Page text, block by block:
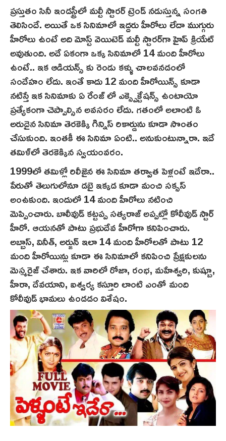
ప్రస్తుతం సినీ ఇండస్ట్రీలో మల్టీ స్టారర్ ట్రెండ్ నడుస్తున్న సంగతి
తెలిసిందే. అయితే ఒక సినిమాలో ఇద్దరు హీరోలు లేదా ముగ్గురు
హీరోలు ఉంటే అది మోస్ట్ వెయిటెడ్ మల్టీ స్టార‌ర్‌గా హైప్ క్రియేట్
అవుతుంది. అదే ఏకంగా ఒక్క సినిమాలో 14 మంది హీరోలు
ఉంటే.. ఇక ఆడియన్స్ కు రెండు కళ్ళు చాలవనడంలో
సందేహం లేదు. ఇంతే కాదు 12 మంది హీరోయిన్స్ కూడా
నటిస్తే ఇక సినిమాకు ఏ రేంజ్ లో ఎక్స్పెక్టేషన్స్ ఉంటాయో
ప్రత్యేకంగా చెప్పాల్సిన అవసరం లేదు. గతంలో అలాంటి ఓ
అరుదైన సినిమా తెరకెక్కి గిన్నిస్ రికార్డును కూడా సొంతం
చేసుకుంది. ఇంతకీ ఈ సినిమా ఏంటి.. అనుకుంటున్నారా. ఇదే
తమిళ్‌లో తెరకెక్కిన స్వయంవరం.
1999లో తమిళ్లో రిలీజైన ఈ సినిమా తర్వాత పెళ్లంటే ఇదేరా..
పేరుతో తెలుగులోనూ డ‌బై ఇక్క‌డ కూడా మంచి స‌క్స‌స్
అంఉకుంది. ఇందులో 14 మంది హీరోలు నటించి
మెప్పించారు. బాలీవుడ్ కట్టప్ప సత్య‌రాజ్‌ అప్పట్లో కోలీవుడ్ స్టార్
హీరో. ఆయనతో పాటు ప్రభుదేవ హీరోగా కనిపించారు.
అబ్బాస్, వినీత్‌, అర్జున్ ఇలా 14 మంది హీరోల‌తో పాటు 12
మంది హీరోయిన్లు కూడా ఈ సినిమాలో కనిపించి ప్రేక్షకులను
మెస్మరైజ్ చేశారు. ఇక వారిలో రోజా, రంభ, మహేశ్వరి, కుష్బూ,
హీరా, దేవయాని, ఐశ్వర్య కస్తూరి లాంటి ఎంతో మంది
కోలీవుడ్ భామలు ఉండడం విశేషం.